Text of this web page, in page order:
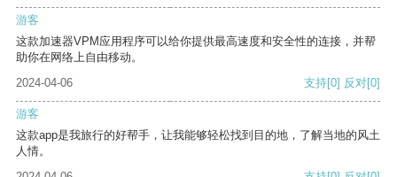
游客
这款加速器VPM应用程序可以给你提供最高速度和安全性的连接，并帮
助你在网络上自由移动。
2024-04-06
支持[0] 反对[0]
游客
这款app是我旅行的好帮手，让我能够轻松找到目的地，了解当地的风土
人情。